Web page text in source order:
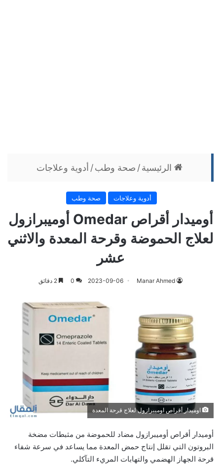
الرئيسية / صحة وطب / أدوية وعلاجات
أدوية وعلاجات صحة وطب
أوميدار أقراص Omedar أوميبرازول
لعلاج الحموضة وقرحة المعدة والاثني
عشر
Manar Ahmed
2023-09-06
0
اوميدار أقراص اوميبرازول لعلاج قرحة المعدة
أوميدار أقراص أوميبرازول مضاد للحموضة من مثبطات مضخة
البروتون التي تقلل إنتاج حمض المعدة مما يساعد في سرعة شفاء
قرحة الجهاز الهضمي والتهابات المريء التآكلي.